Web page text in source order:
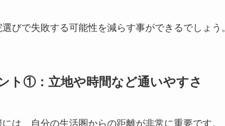
びで失敗する可能性を減らす事ができるでしょう。
ト①：立地や時間など通いやすさ
は、自分の生活圏からの距離が非常に重要です。